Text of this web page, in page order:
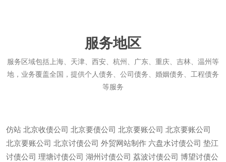
服务地区
服务区域包括上海、天津、西安、杭州、广东、重庆、吉林、温州等
地，业务覆盖全国，提供个人债务、公司债务、婚姻债务、工程债务
等服务
仿站 北京收债公司 北京要债公司 北京要账公司 北京要账公司
北京要账公司 北京讨债公司 外贸网站制作 六盘水讨债公司 垫江
讨债公司 理塘讨债公司 湖州讨债公司 荔波讨债公司 博望讨债公